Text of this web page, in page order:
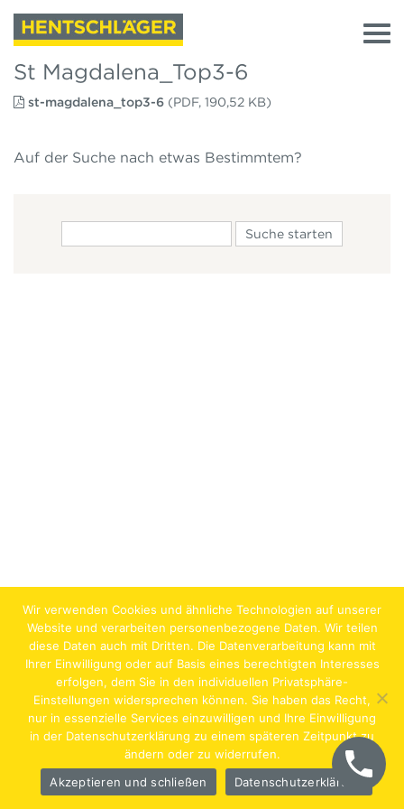
St Magdalena_Top3-6
st-magdalena_top3-6 (PDF, 190,52 KB)
Auf der Suche nach etwas Bestimmtem?
Jobs Lehrstellen Impressum AGB Datenschutz
Hentschläger Bau GmbH – A-4222 Langenstein,
Wir verwenden Cookies und ähnliche Technologien auf unserer
Website und verarbeiten personenbezogene Daten. Wir teilen
diese Daten auch mit Dritten. Die Datenverarbeitung kann mit
Ihrer Einwilligung oder auf Basis eines berechtigten Interesses
erfolgen, dem Sie in den individuellen Privatsphäre-
Einstellungen widersprechen können. Sie haben das Recht,
nur in essenzielle Services einzuwilligen und Ihre Einwilligung
in der Datenschutzerklärung zu einem späteren Zeitpunkt zu
ändern oder zu widerrufen.
Akzeptieren und schließen
Datenschutzerklärung